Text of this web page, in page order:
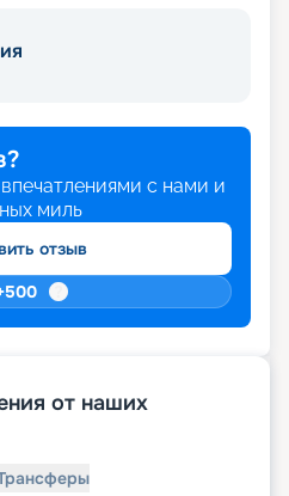
с нами и
миль
отзыв
500
от наших